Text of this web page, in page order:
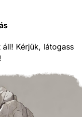
Kérjük, látogass